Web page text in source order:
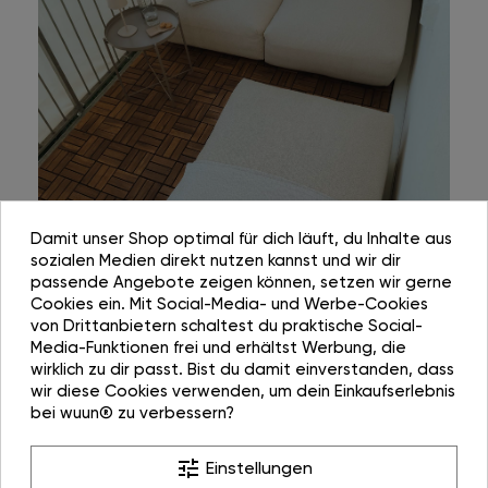
Damit unser Shop optimal für dich läuft, du Inhalte aus
sozialen Medien direkt nutzen kannst und wir dir
passende Angebote zeigen können, setzen wir gerne
Cookies ein. Mit Social-Media- und Werbe-Cookies
von Drittanbietern schaltest du praktische Social-
Media-Funktionen frei und erhältst Werbung, die
wirklich zu dir passt. Bist du damit einverstanden, dass
wir diese Cookies verwenden, um dein Einkaufserlebnis
bei wuun® zu verbessern?
tune Einstellungen